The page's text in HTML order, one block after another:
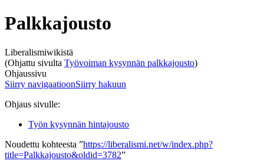
Palkkajousto
Liberalismiwikistä
(Ohjattu sivulta Työvoiman kysynnän palkkajousto)
Ohjaussivu
Siirry navigaatioonSiirry hakuun
Ohjaus sivulle:
Työn kysynnän hintajousto
Noudettu kohteesta ”https://liberalismi.net/w/index.php?
title=Palkkajousto&oldid=3782”